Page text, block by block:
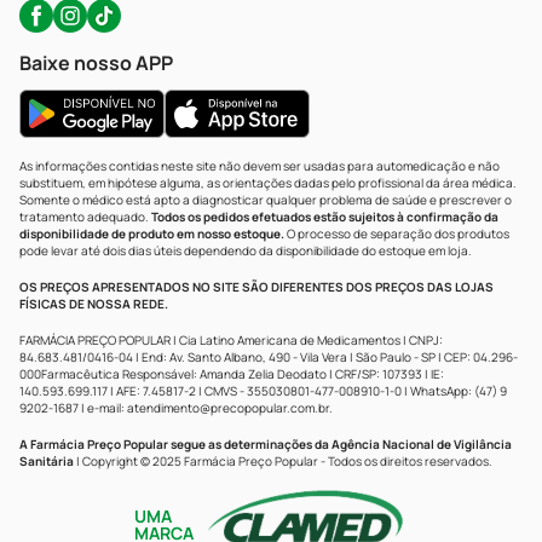
Baixe nosso APP
As informações contidas neste site não devem ser usadas para automedicação e não
substituem, em hipótese alguma, as orientações dadas pelo profissional da área médica.
Somente o médico está apto a diagnosticar qualquer problema de saúde e prescrever o
tratamento adequado. Todos os pedidos efetuados estão sujeitos à confirmação da
disponibilidade de produto em nosso estoque.O processo de separação dos produtos
pode levar até dois dias úteis dependendo da disponibilidade do estoque em loja.
OS PREÇOS APRESENTADOS NO SITE SÃO DIFERENTES DOS PREÇOS DAS LOJAS
FÍSICAS DE NOSSA REDE.
FARMÁCIA PREÇO POPULAR | Cia Latino Americana de Medicamentos | CNPJ:
84.683.481/0416-04 | End: Av. Santo Albano, 490 - Vila Vera | São Paulo - SP | CEP: 04.296-
000Farmacêutica Responsável: Amanda Zelia Deodato | CRF/SP: 107393 | IE:
140.593.699.117 | AFE: 7.45817-2 | CMVS - 355030801-477-008910-1-0 | WhatsApp: (47) 9
9202-1687 | e-mail: atendimento@precopopular.com.br.
A Farmácia Preço Popular segue as determinações da Agência Nacional de Vigilância
Sanitária | Copyright © 2025 Farmácia Preço Popular - Todos os direitos reservados.
UMA
MARCA